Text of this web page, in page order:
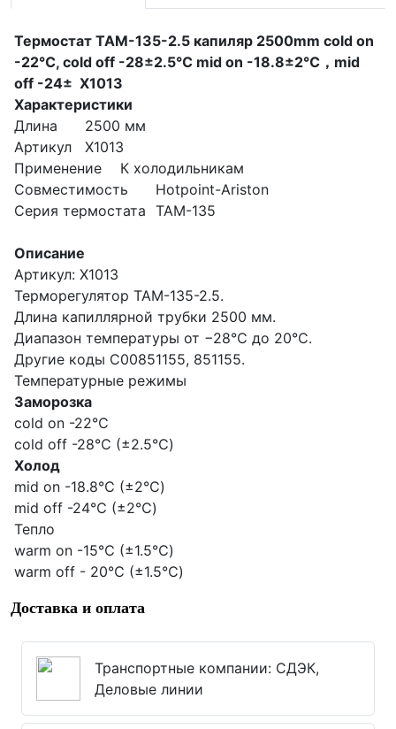
Термостат ТАМ-135-2.5 капиляр 2500mm cold on
-22℃, cold off -28±2.5℃ mid on -18.8±2℃，mid
off -24± Х1013
Характеристики
Длина
2500 мм
Артикул
Х1013
Применение
К холодильникам
Совместимость
Hotpoint-Ariston
Серия термостата ТАМ-135
Описание
Артикул: Х1013
Терморегулятор ТАМ-135-2.5.
Длина капиллярной трубки 2500 мм.
Диапазон температуры от −28℃ до 20℃.
Другие коды C00851155, 851155.
Температурные режимы
Заморозка
cold on -22℃
cold off -28℃ (±2.5℃)
Холод
mid on -18.8℃ (±2℃)
mid off -24℃ (±2℃)
Тепло
warm on -15℃ (±1.5℃)
warm off - 20℃ (±1.5℃)
Доставка и оплата
Транспортные компании: СДЭК,
Деловые линии